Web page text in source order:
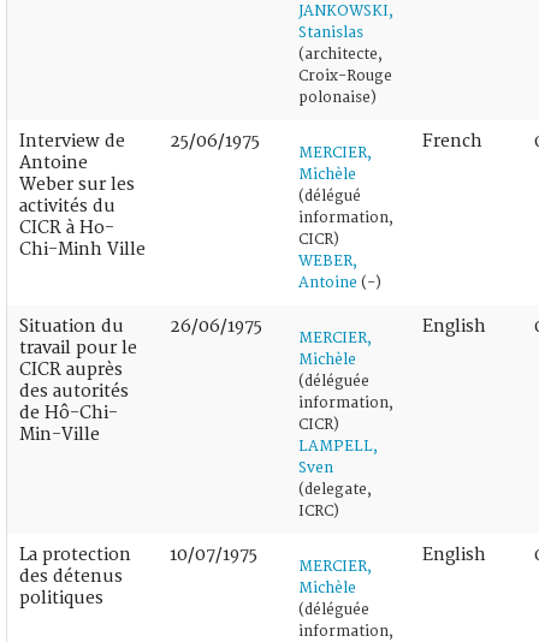
JANKOWSKI,
Stanislas
(architecte,
Croix-Rouge
polonaise)
Interview de
Antoine
Weber sur les
activités du
CICR à Ho-
Chi-Minh Ville
25/06/1975
MERCIER,
Michèle
(délégué
information,
CICR)
WEBER,
Antoine (-)
French
Situation du
travail pour le
CICR auprès
des autorités
de Hô-Chi-
Min-Ville
26/06/1975
MERCIER,
Michèle
(déléguée
information,
CICR)
LAMPELL,
Sven
(delegate,
ICRC)
English
La protection
des détenus
politiques
10/07/1975
MERCIER,
Michèle
(déléguée
information,
English